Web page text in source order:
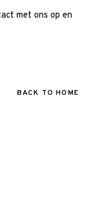
met ons op en
BACK TO HOME